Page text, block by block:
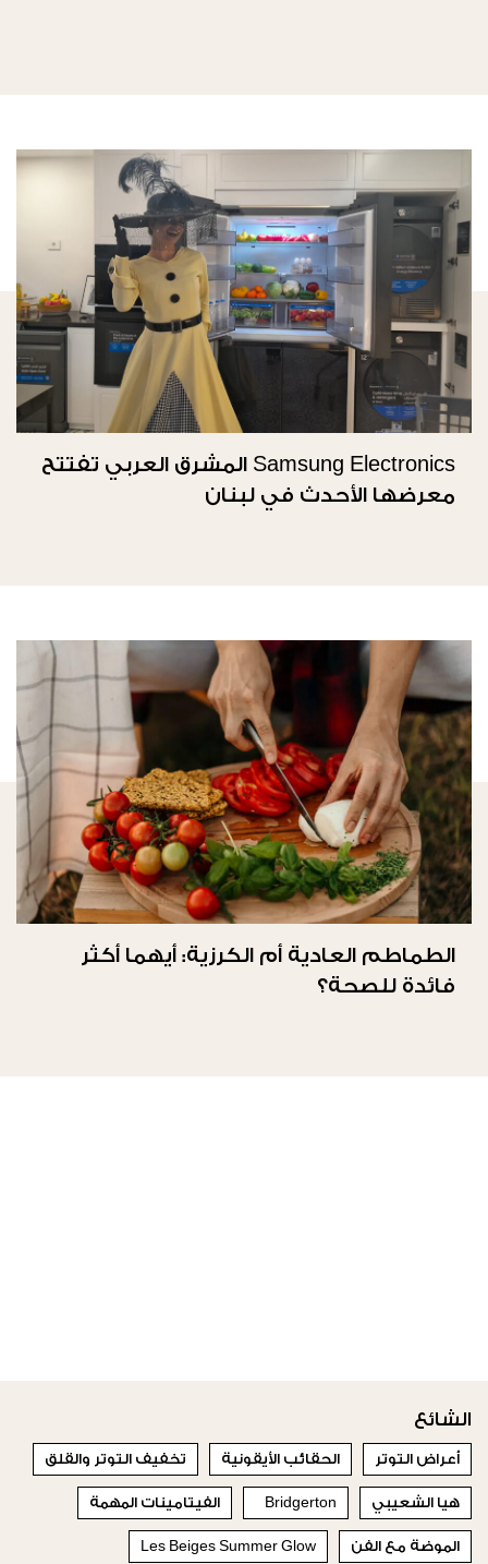
Samsung Electronics المشرق العربي تفتتح
معرضها الأحدث في لبنان
الطماطم العادية أم الكرزية: أيهما أكثر
فائدة للصحة؟
الشائع
أعراض التوتر الحقائب الأيقونية تخفيف التوتر والقلق
هيا الشعيبي Bridgerton الفيتامينات المهمة
الموضة مع الفن Les Beiges Summer Glow